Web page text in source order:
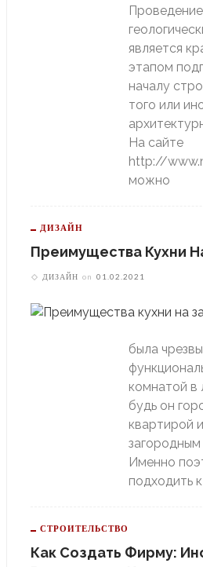
Екатеринбургский
«Автомобилист» Вышел В
Домашний Матч
является
этапом
началу
того или
На сайте
http://
можно
ДИЗАЙН
Преимущества Кухни
ДИЗАЙН on 01.02.2021
была
комнатой
будь он
квартирой
Именно
подходить к
СТРОИТЕЛЬСТВО
Как Создать Фирму: